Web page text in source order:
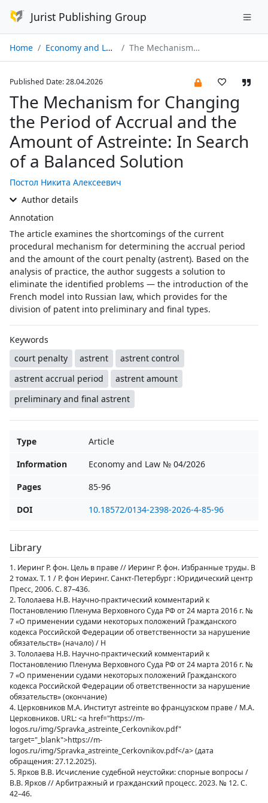
Jurist Publishing Group
Home Economy and Law № 04/2026 The Mechanism for Changing the Period of Accrual and the Amount of Astreinte: In Search of a Balanced Solution
Published Date: 28.04.2026
The Mechanism for Changing
the Period of Accrual and the
Amount of Astreinte: In Search
of a Balanced Solution
Постол Никита Алексеевич
Author details
Annotation
The article examines the shortcomings of the current
procedural mechanism for determining the accrual period
and the amount of the court penalty (astrent). Based on the
analysis of practice, the author suggests a solution to
eliminate the identified problems — the introduction of the
French model into Russian law, which provides for the
division of patent into preliminary and final types.
Keywords
court penalty
astrent
astrent control
astrent accrual period
astrent amount
preliminary and final astrent
Type
Article
Information
Economy and Law № 04/2026
Pages
85-96
DOI
10.18572/0134-2398-2026-4-85-96
Library
1. Иеринг Р. фон. Цель в праве // Иеринг Р. фон. Избранные труды. В
2 томах. Т. 1 / Р. фон Иеринг. Санкт-Петербург : Юридический центр
Пресс, 2006. С. 87–436.
2. Тололаева Н.В. Научно-практический комментарий к
Постановлению Пленума Верховного Суда РФ от 24 марта 2016 г. №
7 «О применении судами некоторых положений Гражданского
кодекса Российской Федерации об ответственности за нарушение
обязательств» (начало) / Н
3. Тололаева Н.В. Научно-практический комментарий к
Постановлению Пленума Верховного Суда РФ от 24 марта 2016 г. №
7 «О применении судами некоторых положений Гражданского
кодекса Российской Федерации об ответственности за нарушение
обязательств» (окончание)
4. Церковников М.А. Институт astreinte во французском праве / М.А.
Церковников. URL: <a href="https://m-
logos.ru/img/Spravka_astreinte_Cerkovnikov.pdf"
target="_blank">https://m-
logos.ru/img/Spravka_astreinte_Cerkovnikov.pdf</a> (дата
обращения: 27.12.2025).
5. Ярков В.В. Исчисление судебной неустойки: спорные вопросы /
В.В. Ярков // Арбитражный и гражданский процесс. 2023. № 12. С.
42–46.